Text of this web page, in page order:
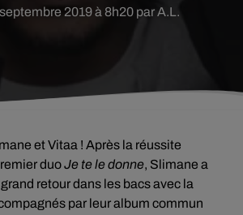
2019 à 8h20 par A.L.
et Vitaa ! Après la réussite
duoJe te le donne, Slimane a
retour dans les bacs avec la
par leur album commun